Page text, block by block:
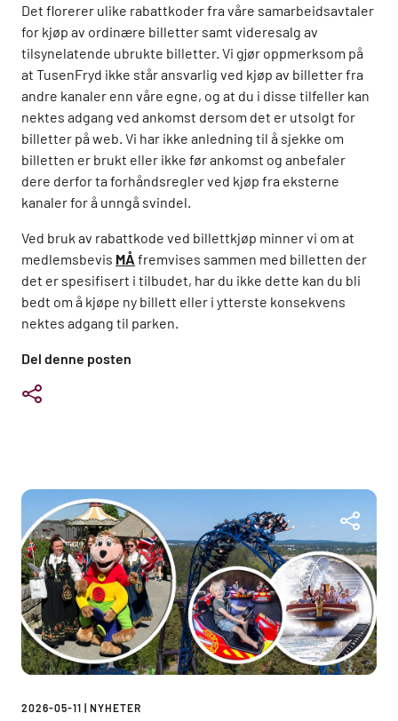
Del denne posten
Det florerer ulike rabattkoder fra våre samarbeidsavtaler
for kjøp av ordinære billetter samt videresalg av
tilsynelatende ubrukte billetter. Vi gjør oppmerksom på
at TusenFryd ikke står ansvarlig ved kjøp av billetter fra
andre kanaler enn våre egne, og at du i disse tilfeller kan
nektes adgang ved ankomst dersom det er utsolgt for
billetter på web. Vi har ikke anledning til å sjekke om
billetten er brukt eller ikke før ankomst og anbefaler
dere derfor ta forhåndsregler ved kjøp fra eksterne
kanaler for å unngå svindel.
Ved bruk av rabattkode ved billettkjøp minner vi om at
medlemsbevis MÅ fremvises sammen med billetten der
det er spesifisert i tilbudet, har du ikke dette kan du bli
bedt om å kjøpe ny billett eller i ytterste konsekvens
nektes adgang til parken.
2026-05-11 | NYHETER